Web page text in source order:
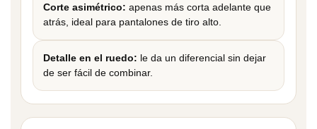
Corte asimétrico: apenas más corta adelante que
atrás, ideal para pantalones de tiro alto.
Detalle en el ruedo: le da un diferencial sin dejar
de ser fácil de combinar.